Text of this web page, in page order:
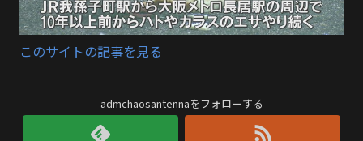
このサイトの記事を見る
admchaosantennaをフォローする